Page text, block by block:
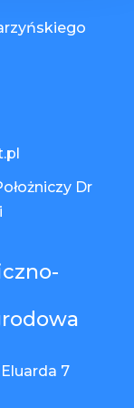
Dr
Eluarda 7